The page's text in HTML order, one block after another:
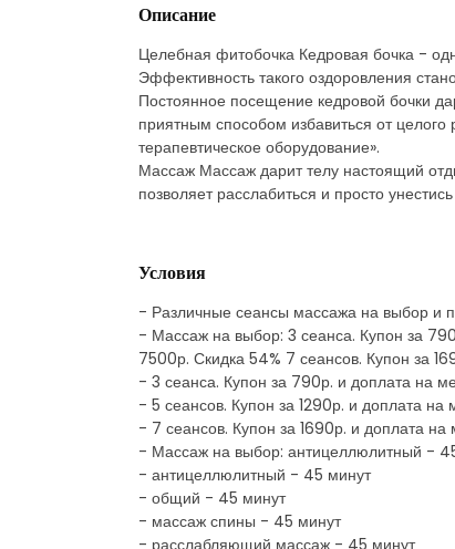
Описание
Целебная фитобочка Кедровая бочка -
Эффективность такого оздоровления
Постоянное посещение кедровой бочки
приятным способом избавиться от
терапевтическое оборудование».
Массаж Массаж дарит телу настоящий
позволяет расслабиться и просто
Условия
- Различные сеансы массажа на выбор и
- Массаж на выбор: 3 сеанса. Купон за
7500р. Скидка 54% 7 сеансов. Купон за
- 3 сеанса. Купон за 790р. и доплата на
- 5 сеансов. Купон за 1290р. и доплата
- 7 сеансов. Купон за 1690р. и доплата
- Массаж на выбор: антицеллюлитный -
- антицеллюлитный - 45 минут
- общий - 45 минут
- массаж спины - 45 минут
- расслабляющий массаж - 45 минут